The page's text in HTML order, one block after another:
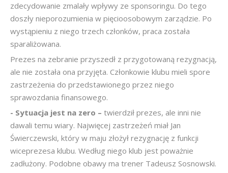
zdecydowanie zmalały wpływy ze sponsoringu. Do tego
doszły nieporozumienia w pięcioosobowym zarządzie. Po
wystąpieniu z niego trzech członków, praca została
sparaliżowana.
Prezes na zebranie przyszedł z przygotowaną rezygnacją,
ale nie została ona przyjęta. Członkowie klubu mieli spore
zastrzeżenia do przedstawionego przez niego
sprawozdania finansowego.
- Sytuacja jest na zero – twierdził prezes, ale inni nie
dawali temu wiary. Najwięcej zastrzeżeń miał Jan
Świerczewski, który w maju złożył rezygnację z funkcji
wiceprezesa klubu. Według niego klub jest poważnie
zadłużony. Podobne obawy ma trener Tadeusz Sosnowski.